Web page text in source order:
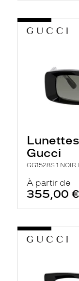
Gucci
GG1528S 1
À partir de
355,00 €